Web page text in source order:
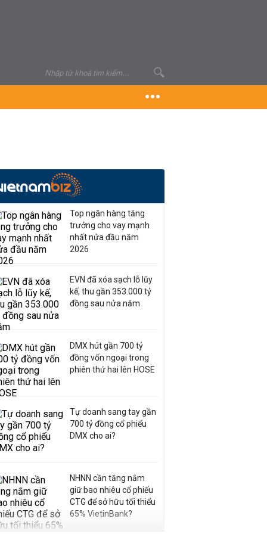
Top ngân hàng tăng
trưởng cho vay mạnh
nhất nửa đầu năm
2026
EVN đã xóa sạch lỗ lũy
kế, thu gần 353.000 tỷ
đồng sau nửa năm
DMX hút gần 700 tỷ
đồng vốn ngoại trong
phiên thứ hai lên HOSE
Tự doanh sang tay gần
700 tỷ đồng cổ phiếu
DMX cho ai?
NHNN cần tăng nắm
giữ bao nhiêu cổ phiếu
CTG để sở hữu tối thiểu
65% VietinBank?